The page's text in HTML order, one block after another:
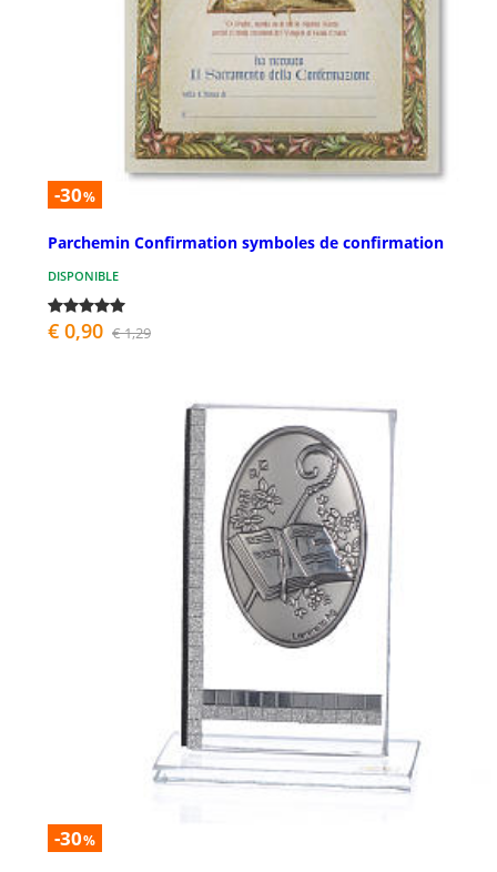
-30%
Parchemin Confirmation symboles de confirmation
DISPONIBLE
€ 0,90 € 1,29
-30%